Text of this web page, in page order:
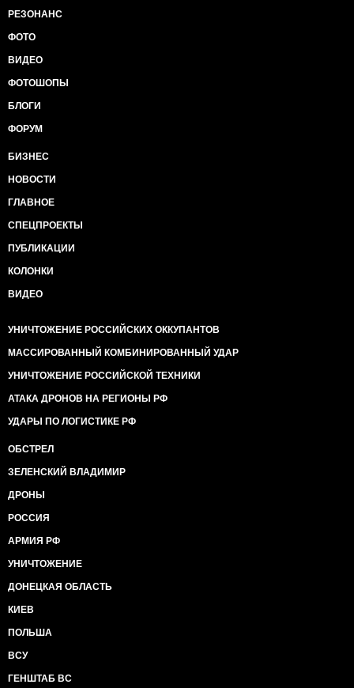
РЕЗОНАНС
ФОТО
ВИДЕО
ФОТОШОПЫ
БЛОГИ
ФОРУМ
БИЗНЕС
НОВОСТИ
ГЛАВНОЕ
СПЕЦПРОЕКТЫ
ПУБЛИКАЦИИ
КОЛОНКИ
ВИДЕО
УНИЧТОЖЕНИЕ РОССИЙСКИХ ОККУПАНТОВ
МАССИРОВАННЫЙ КОМБИНИРОВАННЫЙ УДАР
УНИЧТОЖЕНИЕ РОССИЙСКОЙ ТЕХНИКИ
АТАКА ДРОНОВ НА РЕГИОНЫ РФ
УДАРЫ ПО ЛОГИСТИКЕ РФ
ОБСТРЕЛ
ЗЕЛЕНСКИЙ ВЛАДИМИР
ДРОНЫ
РОССИЯ
АРМИЯ РФ
УНИЧТОЖЕНИЕ
ДОНЕЦКАЯ ОБЛАСТЬ
КИЕВ
ПОЛЬША
ВСУ
ГЕНШТАБ ВС